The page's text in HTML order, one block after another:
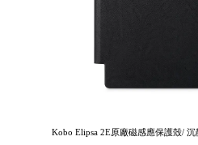
Kobo Elipsa 2E原廠磁感應保護殼/ 沉